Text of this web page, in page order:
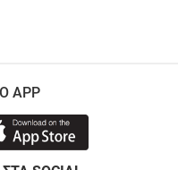
APP